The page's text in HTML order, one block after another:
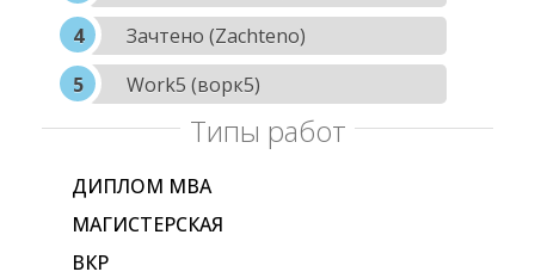
Зачтено (Zachteno)
Work5 (ворк5)
Типы работ
ДИПЛОМ МВА
МАГИСТЕРСКАЯ
ВКР